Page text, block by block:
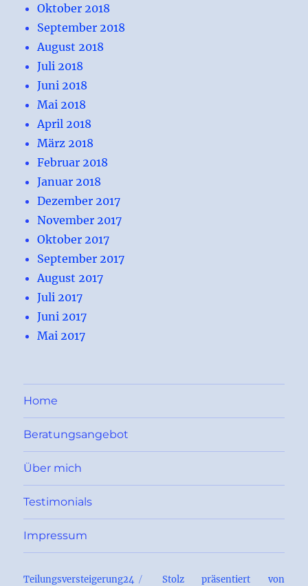
Oktober 2018
September 2018
August 2018
Juli 2018
Juni 2018
Mai 2018
April 2018
März 2018
Februar 2018
Januar 2018
Dezember 2017
November 2017
Oktober 2017
September 2017
August 2017
Juli 2017
Juni 2017
Mai 2017
Home
Beratungsangebot
Über mich
Testimonials
Impressum
Teilungsversteigerung24 Stolz präsentiert von